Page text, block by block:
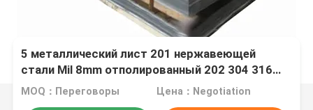
5 металлический лист 201 нержавеющей
стали Mil 8mm отполированный 202 304 316
310S 309S 430 датчик 2205 9
MOQ：Переговоры Цена：Negotiation